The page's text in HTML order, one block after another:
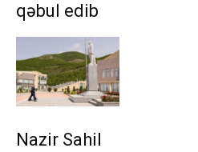
qəbul edib
Nazir Sahil